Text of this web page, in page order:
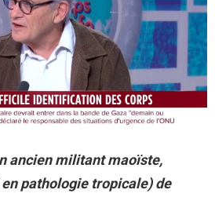
ancien militant maoïste,
pathologie tropicale) de